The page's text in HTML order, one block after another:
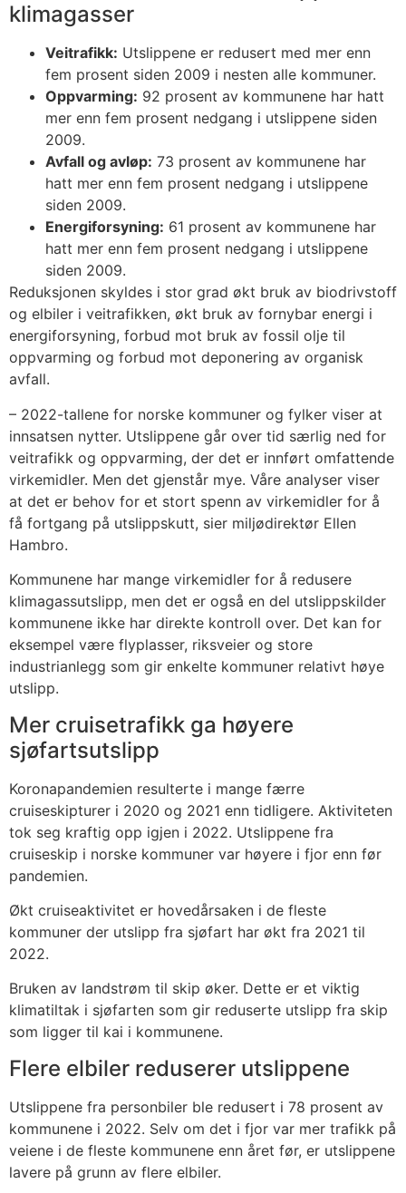
klimagasser
Veitrafikk: Utslippene er redusert med mer enn
fem prosent siden 2009 i nesten alle kommuner.
Oppvarming: 92 prosent av kommunene har hatt
mer enn fem prosent nedgang i utslippene siden
2009.
Avfall og avløp: 73 prosent av kommunene har
hatt mer enn fem prosent nedgang i utslippene
siden 2009.
Energiforsyning: 61 prosent av kommunene har
hatt mer enn fem prosent nedgang i utslippene
siden 2009.
Reduksjonen skyldes i stor grad økt bruk av biodrivstoff
og elbiler i veitrafikken, økt bruk av fornybar energi i
energiforsyning, forbud mot bruk av fossil olje til
oppvarming og forbud mot deponering av organisk
avfall.
– 2022-tallene for norske kommuner og fylker viser at
innsatsen nytter. Utslippene går over tid særlig ned for
veitrafikk og oppvarming, der det er innført omfattende
virkemidler. Men det gjenstår mye. Våre analyser viser
at det er behov for et stort spenn av virkemidler for å
få fortgang på utslippskutt, sier miljødirektør Ellen
Hambro.
Kommunene har mange virkemidler for å redusere
klimagassutslipp, men det er også en del utslippskilder
kommunene ikke har direkte kontroll over. Det kan for
eksempel være flyplasser, riksveier og store
industrianlegg som gir enkelte kommuner relativt høye
utslipp.
Mer cruisetrafikk ga høyere
sjøfartsutslipp
Koronapandemien resulterte i mange færre
cruiseskipturer i 2020 og 2021 enn tidligere. Aktiviteten
tok seg kraftig opp igjen i 2022. Utslippene fra
cruiseskip i norske kommuner var høyere i fjor enn før
pandemien.
Økt cruiseaktivitet er hovedårsaken i de fleste
kommuner der utslipp fra sjøfart har økt fra 2021 til
2022.
Bruken av landstrøm til skip øker. Dette er et viktig
klimatiltak i sjøfarten som gir reduserte utslipp fra skip
som ligger til kai i kommunene.
Flere elbiler reduserer utslippene
Utslippene fra personbiler ble redusert i 78 prosent av
kommunene i 2022. Selv om det i fjor var mer trafikk på
veiene i de fleste kommunene enn året før, er utslippene
lavere på grunn av flere elbiler.